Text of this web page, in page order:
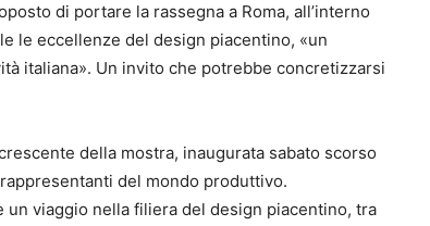
di portare la rassegna a Roma, all’interno
le eccellenze del design piacentino, «un
italiana». Un invito che potrebbe concretizzarsi
della mostra, inaugurata sabato scorso
del mondo produttivo.
un viaggio nella filiera del design piacentino, tra